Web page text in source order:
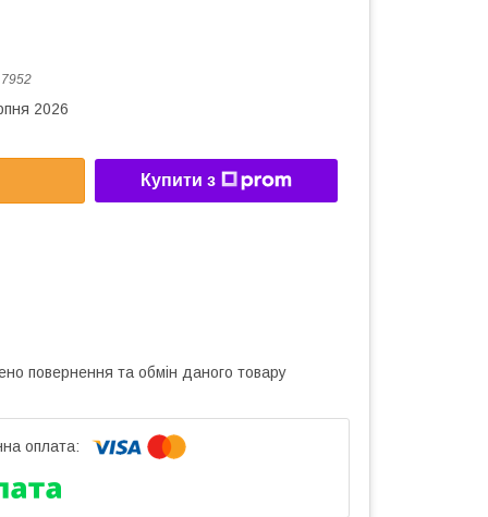
7952
2026
Купити з
повернення та обмін даного товару